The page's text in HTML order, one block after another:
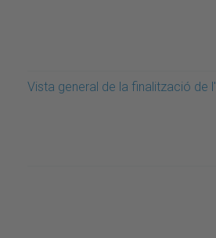
Vista general de la finalització de